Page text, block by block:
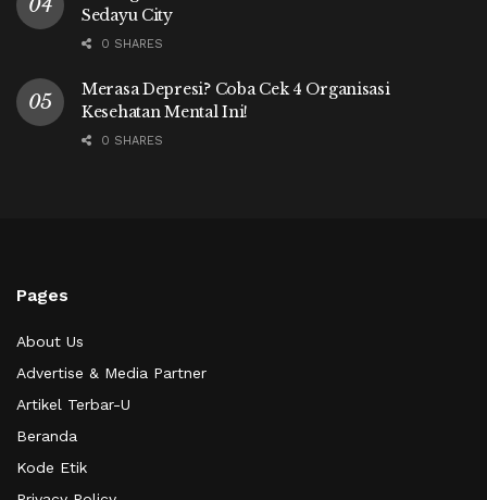
Sedayu City
0 SHARES
Merasa Depresi? Coba Cek 4 Organisasi
Kesehatan Mental Ini!
0 SHARES
Pages
About Us
Advertise & Media Partner
Artikel Terbar-U
Beranda
Kode Etik